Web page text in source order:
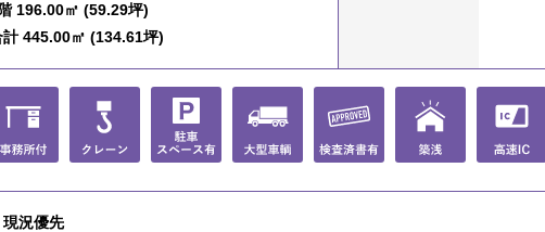
196.00㎡ (59.29坪)
計 445.00㎡ (134.61坪)
現況優先